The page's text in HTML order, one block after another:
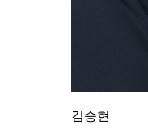
김승현